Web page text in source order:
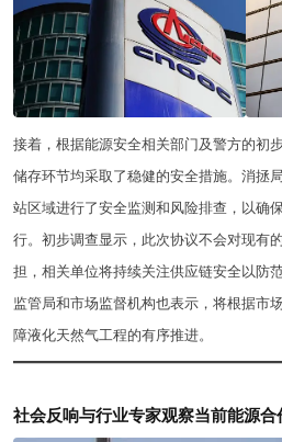
接着，根据能源安全相关部门及警方的初
储存环节均采取了稳健的安全措施。消拯
站区域进行了安全监测和风险排查，以确
行。初步调查显示，此次协议不会对现有
担，相关单位将持续关注供应链安全以防
监管局和市场监督机构也表示，将根据市
障液化天然气工程的有序推进。
社会反响与行业专家观察当前能源合